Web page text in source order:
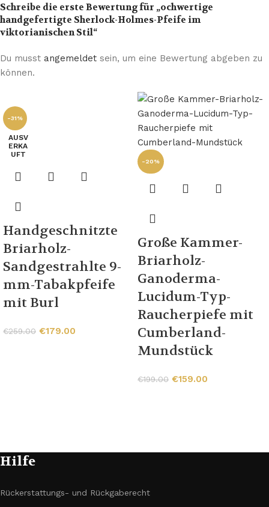
Schreibe die erste Bewertung für „ochwertige
handgefertigte Sherlock-Holmes-Pfeife im
viktorianischen Stil“
Du musst angemeldet sein, um eine Bewertung abgeben zu
können.
-31%
AUSV
ERKA
UFT
Handgeschnitzte
Briarholz-
Sandgestrahlte 9-
mm-Tabakpfeife
mit Burl
€259.00 €179.00
-20%
Große Kammer-
Briarholz-
Ganoderma-
Lucidum-Typ-
Raucherpiefe mit
Cumberland-
Mundstück
€199.00 €159.00
Hilfe
Rückerstattungs- und Rückgaberecht